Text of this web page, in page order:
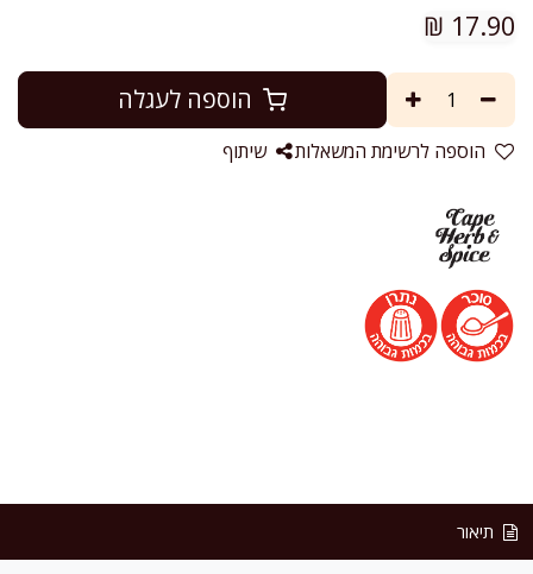
17.90
₪
הוספה לעגלה
הוספה לרשימת המשאלות שיתוף
תיאור